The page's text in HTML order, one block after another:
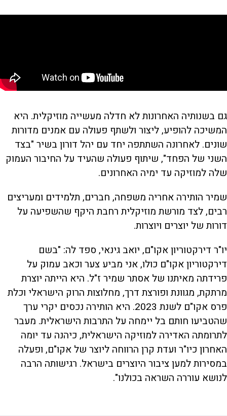
גם בשנותיה האחרונות לא חדלה מעשייה מוזיקלית. היא
המשיכה להופיע, ליצור ולשתף פעולה עם אמנים מדורות
שונים. לאחרונה השתתפה יחד עם יהל דורון בשיר "בצד
השני של הפחד", שיתוף פעולה שהעיד על החיבור העמוק
שלה למוזיקה עד ימיה האחרונים.
שמיר הותירה אחריה משפחה, חברים, תלמידים ומעריצים
רבים, לצד מורשת מוזיקלית רחבת היקף שהשפיעה על
דורות של יוצרים ויוצרות.
יו"ר דירקטוריון אקו"ם, יואב גינאי, ספד לה: "בשם
דירקטוריון אקו"ם כולו, אני מביע צער וכאב עמוק על
פרידתה מאיתנו של אסתר שמיר ז"ל. היא הייתה יוצרת
מרתקת, מגוונת ופורצת דרך, מחלוצות הרוק הישראלי וכלת
פרס אקו"ם לשנת 2023. היא הותירה נכסים יקרי ערך
שהטביעו חותם בל יימחה על התרבות הישראלית. מעבר
לתרומתה האדירה למוזיקה הישראלית, כיהנה עד יומה
האחרון כיו"ר ועדת קרן הרווחה ליוצר של אקו"ם, ופעלה
במסירות למען ציבור היוצרים בישראל. רגישותה הרבה
לנושא עוררה השראה בכולנו".